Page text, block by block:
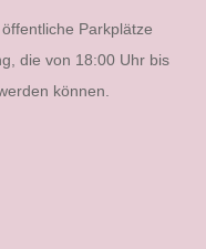
Parkplätze
die von 18:00 Uhr bis
können.